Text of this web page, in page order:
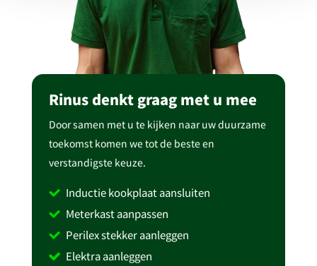
Rinus denkt graag met u mee
Door samen met u te kijken naar uw duurzame
toekomst komen we tot de beste en
verstandigste keuze.
Inductie kookplaat aansluiten
Meterkast aanpassen
Perilex stekker aanleggen
Elektra aanleggen